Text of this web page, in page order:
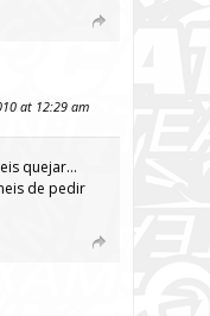
at 12:29 am
quejar…
de pedir